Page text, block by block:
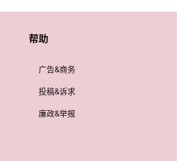
帮助
广告&商务
投稿&诉求
廉政&举报